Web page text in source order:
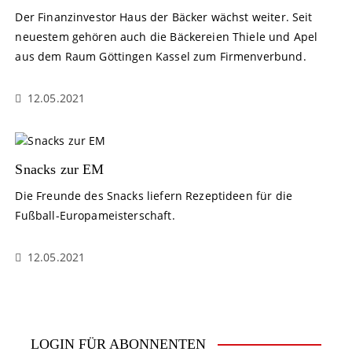
Der Finanzinvestor Haus der Bäcker wächst weiter. Seit
neuestem gehören auch die Bäckereien Thiele und Apel
aus dem Raum Göttingen Kassel zum Firmenverbund.
12.05.2021
Snacks zur EM
Die Freunde des Snacks liefern Rezeptideen für die
Fußball-Europameisterschaft.
12.05.2021
LOGIN FÜR ABONNENTEN